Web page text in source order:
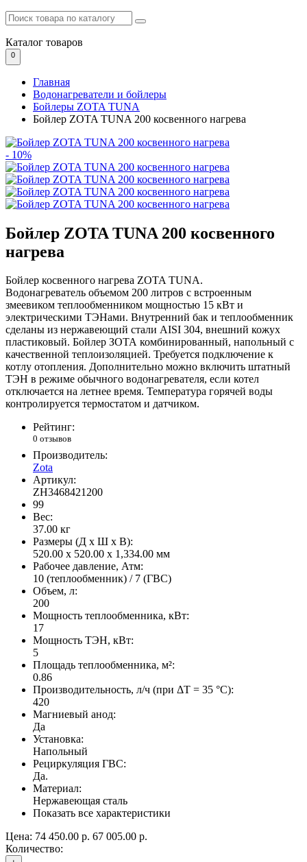
Каталог товаров
0
Главная
Водонагреватели и бойлеры
Бойлеры ZOTA TUNA
Бойлер ZOTA TUNA 200 косвенного нагрева
- 10%
Бойлер ZOTA TUNA 200 косвенного
нагрева
Бойлер косвенного нагрева ZOTA TUNA.
Водонагреватель объемом 200 литров с встроенным
змеевиком теплообменником мощностью 15 кВт и
электрическими ТЭНами. Внутренний бак и теплообменник
сделаны из нержавеющий стали AISI 304, внешний кожух
пластиковый. Бойлер ЗОТА комбинированный, напольный с
качественной теплоизоляцией. Требуется подключение к
котлу отопления. Дополнительно можно включить штатный
ТЭН в режиме обычного водонагревателя, если котел
отключается на летнее время. Температура горячей воды
контролируется термостатом и датчиком.
Рейтинг:
0 отзывов
Производитель:
Zota
Артикул:
ZH3468421200
99
Вес:
37.00 кг
Размеры (Д x Ш x В):
520.00 x 520.00 x 1,334.00 мм
Рабочее давление, Атм:
10 (теплообменник) / 7 (ГВС)
Объем, л:
200
Мощность теплообменника, кВт:
17
Мощность ТЭН, кВт:
5
Площадь теплообменника, м²:
0.86
Производительность, л/ч (при ΔT = 35 °C):
420
Магниевый анод:
Да
Установка:
Напольный
Рециркуляция ГВС:
Да.
Материал:
Нержавеющая сталь
Показать все характеристики
Цена: 74 450.00 р. 67 005.00 р.
Количество: